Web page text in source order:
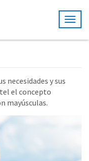
necesidades y sus
el concepto
mayúsculas.